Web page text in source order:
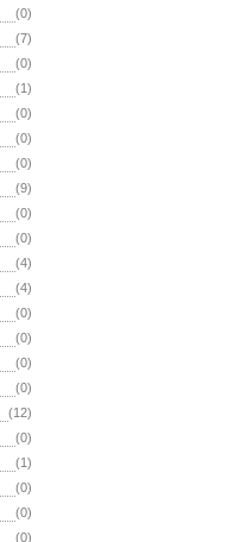
(0)
(7)
(0)
(1)
(0)
(0)
(0)
(9)
(0)
(0)
(4)
(4)
(0)
(0)
(0)
(0)
(12)
(0)
(1)
(0)
(0)
(0)